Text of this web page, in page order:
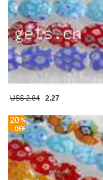
US$ 2.84 2.27
20